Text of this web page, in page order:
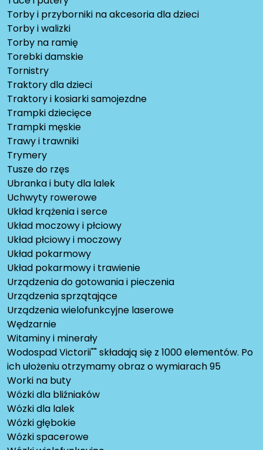
Torby i przyborniki na akcesoria dla dzieci
Torby i walizki
Torby na ramię
Torebki damskie
Tornistry
Traktory dla dzieci
Traktory i kosiarki samojezdne
Trampki dziecięce
Trampki męskie
Trawy i trawniki
Trymery
Tusze do rzęs
Ubranka i buty dla lalek
Uchwyty rowerowe
Układ krążenia i serce
Układ moczowy i płciowy
Układ płciowy i moczowy
Układ pokarmowy
Układ pokarmowy i trawienie
Urządzenia do gotowania i pieczenia
Urządzenia sprzątające
Urządzenia wielofunkcyjne laserowe
Wędzarnie
Witaminy i minerały
Wodospad Victorii"" składają się z 1000 elementów. Po
ich ułożeniu otrzymamy obraz o wymiarach 95
Worki na buty
Wózki dla bliźniaków
Wózki dla lalek
Wózki głębokie
Wózki spacerowe